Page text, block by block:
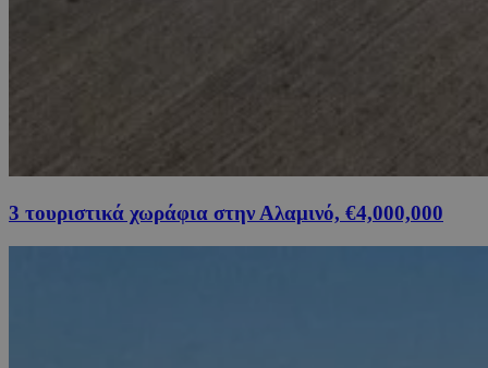
3 τουριστικά χωράφια στην Αλαμινό, €4,000,000